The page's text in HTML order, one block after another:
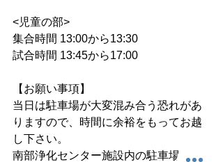
<児童の部>
集合時間 13:00から13:30
試合時間 13:45から17:00
【お願い事項】
当日は駐車場が大変混み合う恐れがあ
りますので、時間に余裕をもってお越
し下さい。
南部浄化センター施設内の駐車場はご